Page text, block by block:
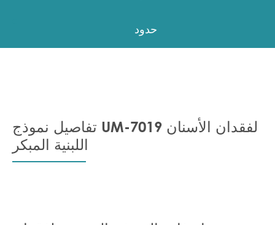
حدود
تفاصيل نموذج UM-7019 لفقدان الأسنان
اللبنية المبكر